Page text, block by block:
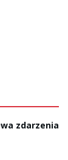
zdarzenia